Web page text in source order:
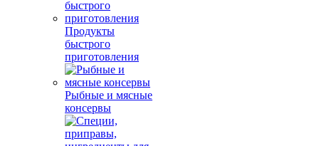
Продукты
быстрого
приготовления
Рыбные и мясные
консервы